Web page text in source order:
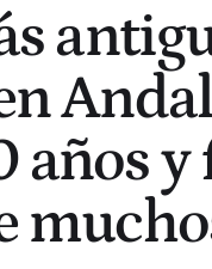
años y